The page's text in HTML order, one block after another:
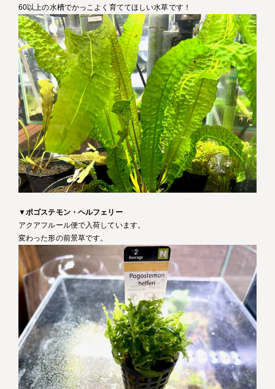
60以上の水槽でかっこよく育ててほしい水草です！
▼ ポゴステモン・ヘルフェリー
アクアフルール便で入荷しています。
変わった形の前景草です。